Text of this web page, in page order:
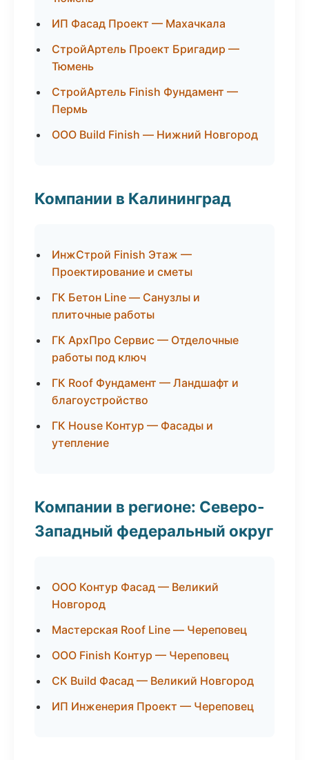
ИП Фасад Проект — Махачкала
СтройАртель Проект Бригадир —
Тюмень
СтройАртель Finish Фундамент —
Пермь
ООО Build Finish — Нижний Новгород
Компании в Калининград
ИнжСтрой Finish Этаж —
Проектирование и сметы
ГК Бетон Line — Санузлы и
плиточные работы
ГК АрхПро Сервис — Отделочные
работы под ключ
ГК Roof Фундамент — Ландшафт и
благоустройство
ГК House Контур — Фасады и
утепление
Компании в регионе: Северо-
Западный федеральный округ
ООО Контур Фасад — Великий
Новгород
Мастерская Roof Line — Череповец
ООО Finish Контур — Череповец
СК Build Фасад — Великий Новгород
ИП Инженерия Проект — Череповец